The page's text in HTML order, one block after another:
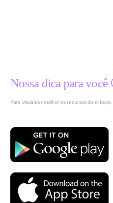
Nossa dica para você
Para visualizar melhor os recursos do e-